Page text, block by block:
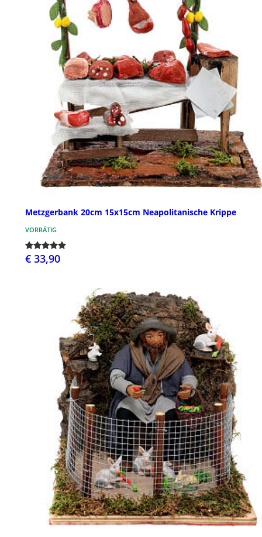
Metzgerbank 20cm 15x15cm Neapolitanische Krippe
VORRÄTIG
€ 33,90